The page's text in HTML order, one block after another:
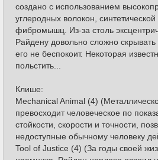
создано с использованием
углеродных волокон,
фибромышц. Из-за столь
Райдену довольно сложно
его не беспокоит. Некоторая
польстить...
Клише:
Mechanical Animal (4)
превосходит человеческое по
стойкости, скорости и точности,
недоступные обычному человеку
Tool of Justice (4) (За годы своей